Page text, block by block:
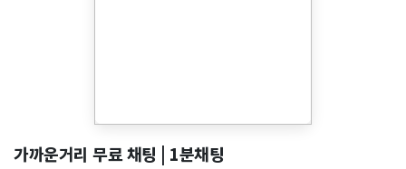
가까운거리 무료 채팅 | 1분채팅